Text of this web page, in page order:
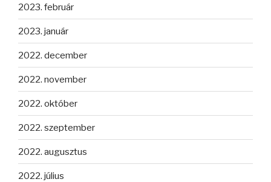
2023. február
2023. január
2022. december
2022. november
2022. október
2022. szeptember
2022. augusztus
2022. július